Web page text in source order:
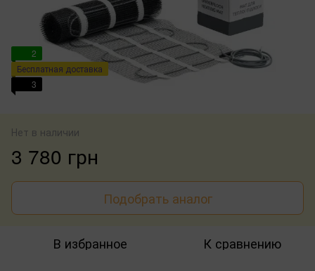
2
Бесплатная доставка
3
Нет в наличии
3 780 грн
Подобрать аналог
В избранное К сравнению